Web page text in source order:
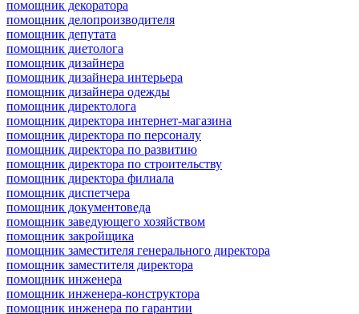
помощник декоратора
помощник делопроизводителя
помощник депутата
помощник диетолога
помощник дизайнера
помощник дизайнера интерьера
помощник дизайнера одежды
помощник директолога
помощник директора интернет-магазина
помощник директора по персоналу
помощник директора по развитию
помощник директора по строительству
помощник директора филиала
помощник диспетчера
помощник документоведа
помощник заведующего хозяйством
помощник закройщика
помощник заместителя генерального директора
помощник заместителя директора
помощник инженера
помощник инженера-конструктора
помощник инженера по гарантии